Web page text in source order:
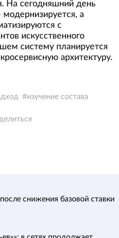
На сегодняшний день
а
с
искусственного
систему планируется
архитектуру.
изучение состава
снижения базовой ставки